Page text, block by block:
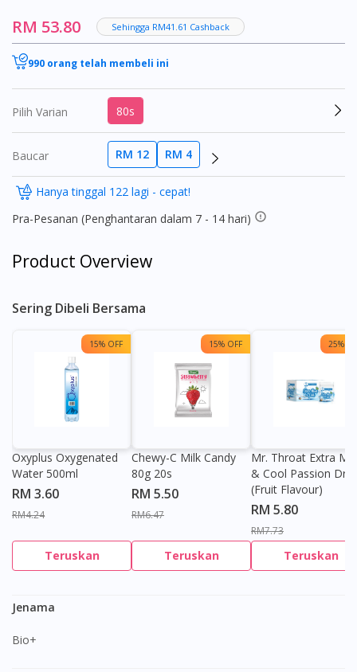
RM 53.80
Sehingga RM41.61 Cashback
990 orang telah membeli ini
Pilih Varian 80s
Baucar RM 12 RM 4
Hanya tinggal 122 lagi - cepat!
Pra-Pesanan (Penghantaran dalam 7 - 14 hari)
Product Overview
Sering Dibeli Bersama
15% OFF
Oxyplus Oxygenated
Water 500ml
RM 3.60
RM4.24
Teruskan
15% OFF
Chewy-C Milk Candy
80g 20s
RM 5.50
RM6.47
Teruskan
25%
Mr. Throat Extra
& Cool Passion
(Fruit Flavour)
RM 5.80
RM7.73
Teruskan
Jenama
Bio+